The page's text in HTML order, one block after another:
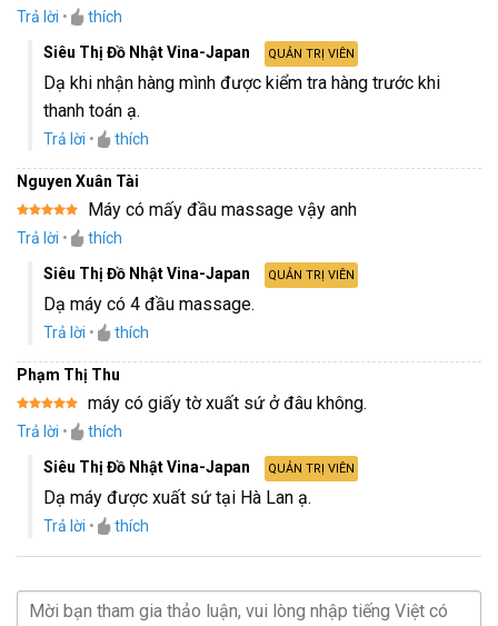
Trả lời •
thích
Siêu Thị Đồ Nhật Vina-Japan
QUẢN TRỊ VIÊN
Dạ khi nhận hàng mình được kiểm tra hàng trước khi
thanh toán ạ.
Trả lời • thích
Nguyen Xuân Tài
hạng55
Máy có mấy đầu massage vậy anh
Trả lời •
thích
Siêu Thị Đồ Nhật Vina-Japan
QUẢN TRỊ VIÊN
Dạ máy có 4 đầu massage.
Trả lời • thích
Phạm Thị Thu
hạng55
máy có giấy tờ xuất sứ ở đâu không.
Trả lời •
thích
Siêu Thị Đồ Nhật Vina-Japan
QUẢN TRỊ VIÊN
Dạ máy được xuất sứ tại Hà Lan ạ.
Trả lời • thích